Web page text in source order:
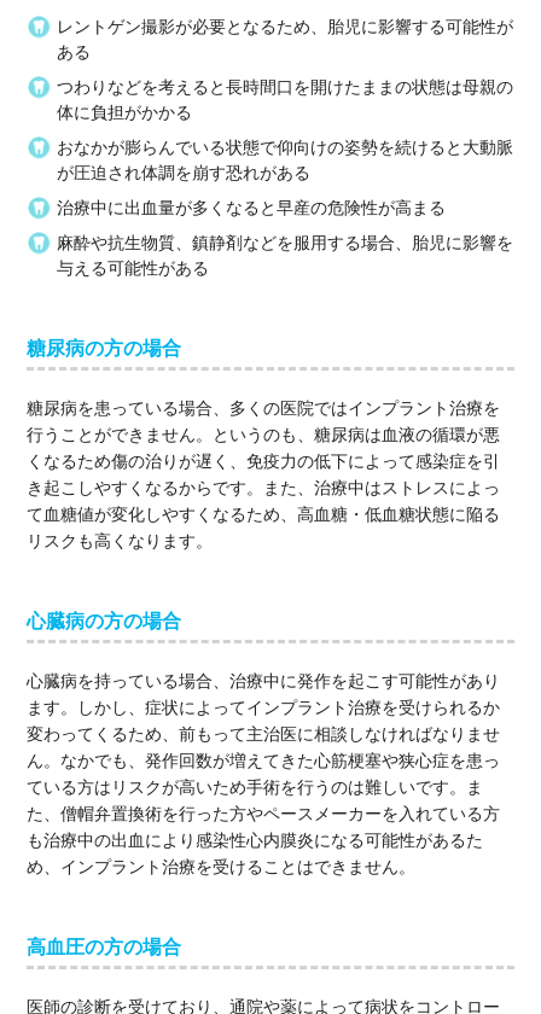
レントゲン撮影が必要となるため、胎児に影響する可能性が
ある
つわりなどを考えると長時間口を開けたままの状態は母親の
体に負担がかかる
おなかが膨らんでいる状態で仰向けの姿勢を続けると大動脈
が圧迫され体調を崩す恐れがある
治療中に出血量が多くなると早産の危険性が高まる
麻酔や抗生物質、鎮静剤などを服用する場合、胎児に影響を
与える可能性がある
糖尿病の方の場合
糖尿病を患っている場合、多くの医院ではインプラント治療を
行うことができません。というのも、糖尿病は血液の循環が悪
くなるため傷の治りが遅く、免疫力の低下によって感染症を引
き起こしやすくなるからです。また、治療中はストレスによっ
て血糖値が変化しやすくなるため、高血糖・低血糖状態に陥る
リスクも高くなります。
心臓病の方の場合
心臓病を持っている場合、治療中に発作を起こす可能性があり
ます。しかし、症状によってインプラント治療を受けられるか
変わってくるため、前もって主治医に相談しなければなりませ
ん。なかでも、発作回数が増えてきた心筋梗塞や狭心症を患っ
ている方はリスクが高いため手術を行うのは難しいです。ま
た、僧帽弁置換術を行った方やペースメーカーを入れている方
も治療中の出血により感染性心内膜炎になる可能性があるた
め、インプラント治療を受けることはできません。
高血圧の方の場合
医師の診断を受けており、通院や薬によって病状をコントロー